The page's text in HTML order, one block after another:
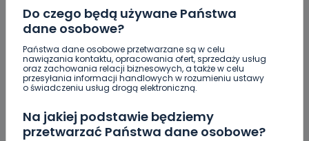
Do czego będą używane Państwa
dane osobowe?
Państwa dane osobowe przetwarzane są w celu
nawiązania kontaktu, opracowania ofert, sprzedaży usług
oraz zachowania relacji biznesowych, a także w celu
przesyłania informacji handlowych w rozumieniu ustawy
o świadczeniu usług drogą elektroniczną.
Na jakiej podstawie będziemy
przetwarzać Państwa dane osobowe?
KOMENTARZE (7)
J ja